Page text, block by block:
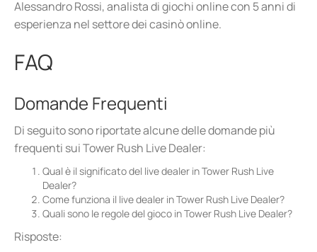
Alessandro Rossi, analista di giochi online con 5 anni di
esperienza nel settore dei casinò online.
FAQ
Domande Frequenti
Di seguito sono riportate alcune delle domande più
frequenti sui Tower Rush Live Dealer:
Qual è il significato del live dealer in Tower Rush Live
Dealer?
Come funziona il live dealer in Tower Rush Live Dealer?
Quali sono le regole del gioco in Tower Rush Live Dealer?
Risposte: